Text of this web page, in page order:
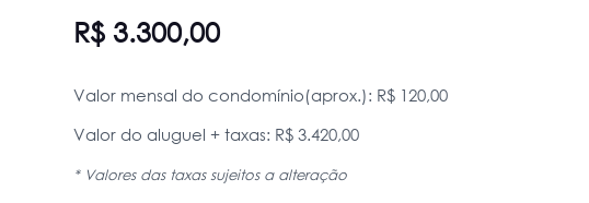
R$ 3.300,00
Valor mensal do condomínio(aprox.): R$ 120,00
Valor do aluguel + taxas: R$ 3.420,00
* Valores das taxas sujeitos a alteração